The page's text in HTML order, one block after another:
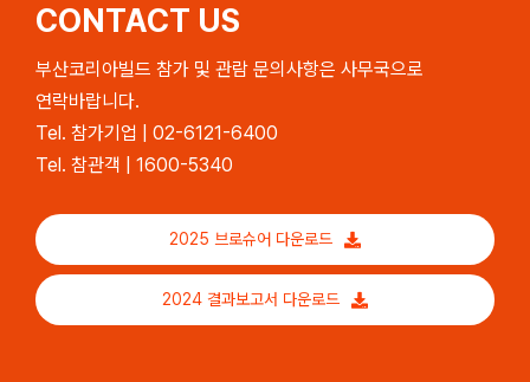
CONTACT US
부산코리아빌드 참가 및 관람 문의사항은 사무국으로
연락바랍니다.
Tel. 참가기업 | 02-6121-6400
Tel. 참관객 | 1600-5340
2025 브로슈어 다운로드
2024 결과보고서 다운로드